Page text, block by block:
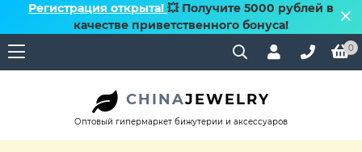
Регистрация открыта! 💥 Получите 5000 рублей в
качестве приветственного бонуса!
0
CHINAJEWELRY
Оптовый гипермаркет бижутерии и аксессуаров